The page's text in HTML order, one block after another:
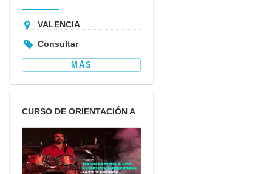
VALENCIA
Consultar
MÁS
CURSO DE ORIENTACIÓN A
LOS ESTUDIOS
SUPERIORES DE...